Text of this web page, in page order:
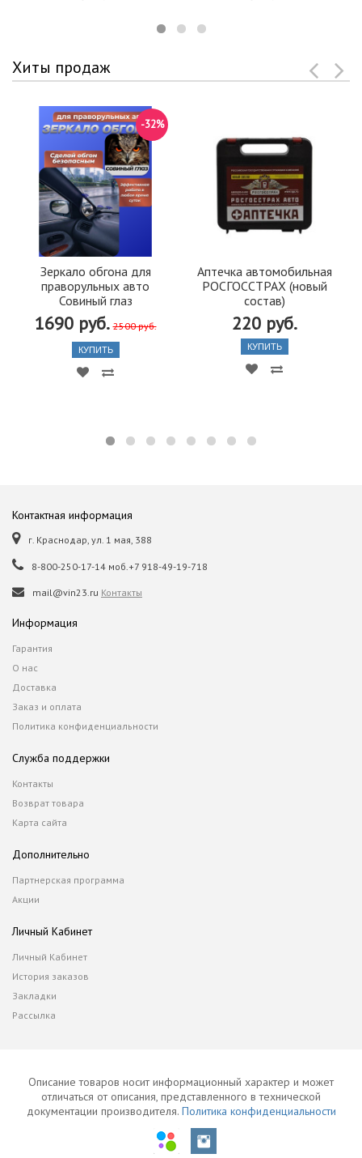
Хиты продаж
Зеркало обгона для
праворульных авто
Совиный глаз
1690 руб. 2500 руб.
-32%
КУПИТЬ
Аптечка автомобильная
РОСГОССТРАХ (новый
состав)
220 руб.
КУПИТЬ
Контактная информация
г. Краснодар, ул. 1 мая, 388
8-800-250-17-14 моб.+7 918-49-19-718
mail@vin23.ru Контакты
Информация
Гарантия
О нас
Доставка
Заказ и оплата
Политика конфиденциальности
Служба поддержки
Контакты
Возврат товара
Карта сайта
Дополнительно
Партнерская программа
Акции
Личный Кабинет
Личный Кабинет
История заказов
Закладки
Рассылка
Описание товаров носит информационный характер и может
отличаться от описания, представленного в технической
документации производителя. Политика конфиденциальности